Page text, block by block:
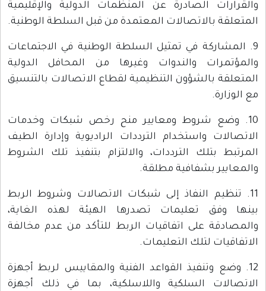
والقرارات الصادرة عن المنظمات الدولية والإقليمية
المتعلقة بالاتصالات المعتمدة من قبل السلطة الوطنية.
9. المشاركة في تمثيل السلطة الوطنية في الاجتماعات
والمؤتمرات والندوات وغيرها من المحافل الدولية
المتعلقة بالشؤون التنظيمية لقطاع الاتصالات بالتنسيق
مع الوزارة.
10. وضع شروط ومعايير منح رخص شبكات وخدمات
الاتصالات واستخدام الترددات الراديوية وإدارة الطيف
المرتبط بتلك الترددات، والالتزام بتنفيذ تلك الشروط
والمعايير بشفافية مطلقة.
11. تنظيم النفاذ إلى شبكات الاتصالات وشروط الربط
بينها وفق تعليمات تصدرها الهيئة لهذه الغاية،
والمصادقة على اتفاقيات الربط للتأكد من عدم مخالفة
الاتفاقيات لتلك التعليمات.
12. وضع وتنفيذ القواعد الفنية والمقاييس لربط أجهزة
الاتصالات السلكية واللاسلكية، بما في ذلك أجهزة